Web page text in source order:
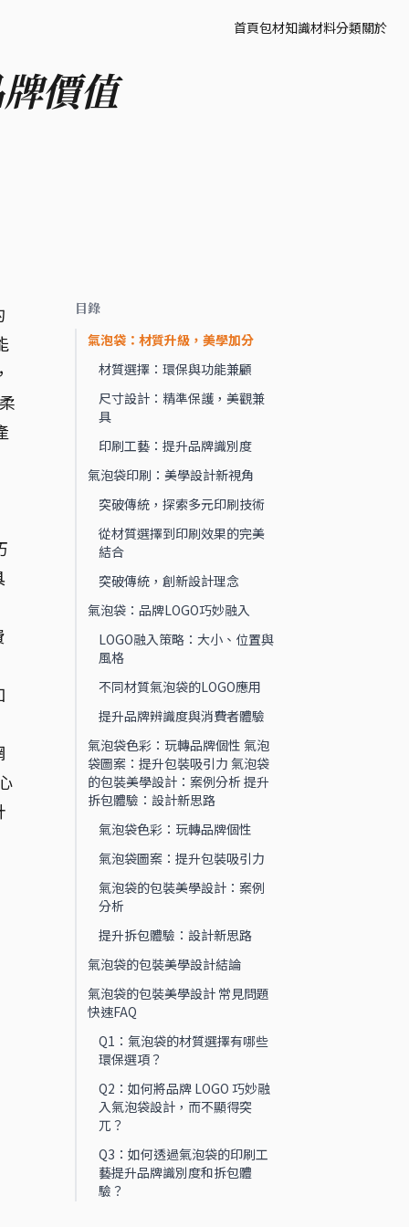
首頁包材知識材料分類關於
價值
目錄
氣泡袋：材質升級，美學加分
材質選擇：環保與功能兼顧
尺寸設計：精準保護，美觀兼
具
印刷工藝：提升品牌識別度
氣泡袋印刷：美學設計新視角
突破傳統，探索多元印刷技術
從材質選擇到印刷效果的完美
結合
突破傳統，創新設計理念
氣泡袋：品牌LOGO巧妙融入
LOGO融入策略：大小、位置與
風格
不同材質氣泡袋的LOGO應用
提升品牌辨識度與消費者體驗
氣泡袋色彩：玩轉品牌個性 氣泡
袋圖案：提升包裝吸引力 氣泡袋
的包裝美學設計：案例分析 提升
拆包體驗：設計新思路
氣泡袋色彩：玩轉品牌個性
氣泡袋圖案：提升包裝吸引力
氣泡袋的包裝美學設計：案例
分析
提升拆包體驗：設計新思路
氣泡袋的包裝美學設計結論
氣泡袋的包裝美學設計 常見問題
快速FAQ
Q1：氣泡袋的材質選擇有哪些
環保選項？
Q2：如何將品牌 LOGO 巧妙融
入氣泡袋設計，而不顯得突
兀？
Q3：如何透過氣泡袋的印刷工
藝提升品牌識別度和拆包體
驗？